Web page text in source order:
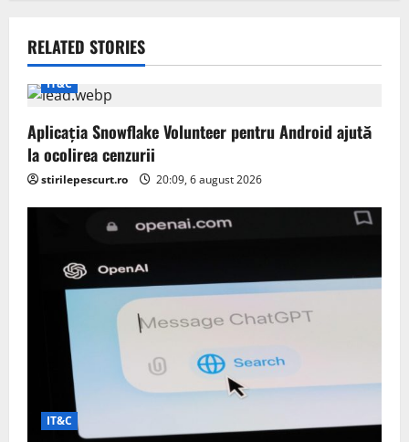
v
i
g
a
t
RELATED STORIES
IT&C
Aplicația Snowflake Volunteer pentru Android ajută
la ocolirea cenzurii
stirilepescurt.ro 20:09, 6 august 2026
IT&C